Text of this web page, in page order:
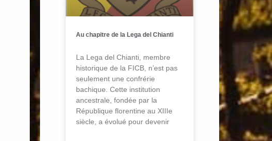
Au chapitre de la Lega del Chianti
La Lega del Chianti, membre
historique de la FICB, n’est pas
seulement une confrérie
bachique. Cette institution
ancestrale, fondée par la
République florentine au XIIIe
siècle, a évolué pour devenir